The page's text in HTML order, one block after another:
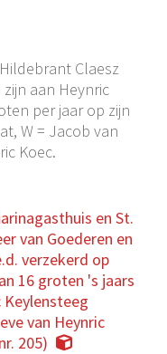
Claesz
aan Heynric
per jaar op zijn
W = Jacob van
Koec.
en St.
van Goederen en
verzekerd op
16 groten 's jaars
van Heynric
205)